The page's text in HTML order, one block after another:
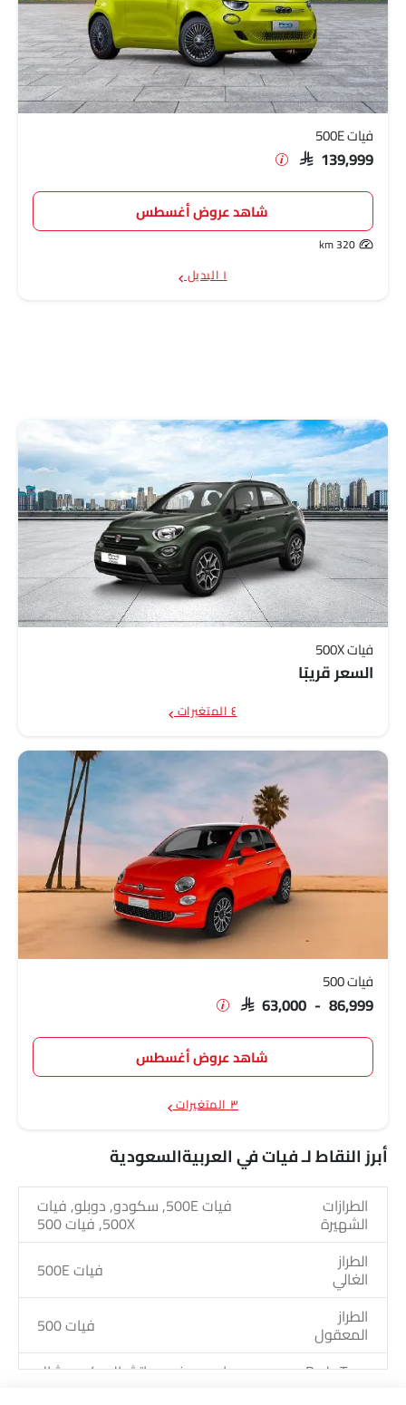
فيات 500E
SAR 139,999
شاهد عروض أغسطس
320 km
١ البديل
فيات 500X
السعر قريبًا
٤ المتغيرات
فيات 500
SAR 63,000 - 86,999
شاهد عروض أغسطس
٣ المتغيرات
أبرز النقاط لـ فيات في العربيةالسعودية
الطرازات
الشهيرة
فيات 500E, سكودو, دوبلو, فيات
500X, فيات 500
الطراز
الغالي
فيات 500E
الطراز
المعقول
فيات 500
Body Type
إس يو في, هاتشباك, كوميرشال